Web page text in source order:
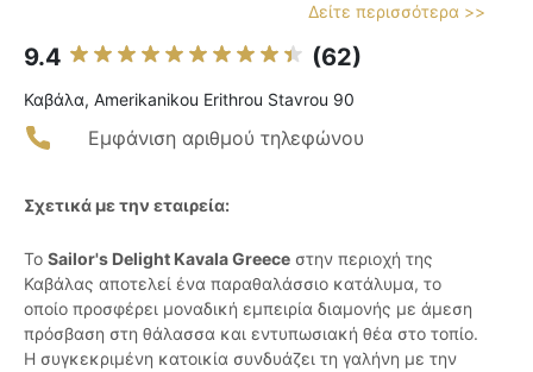
Δείτε περισσότερα >>
9.4 (62)
Καβάλα, Amerikanikou Erithrou Stavrou 90
Εμφάνιση αριθμού τηλεφώνου
Σχετικά με την εταιρεία:
Το Sailor's Delight Kavala Greece στην περιοχή της
Καβάλας αποτελεί ένα παραθαλάσσιο κατάλυμα, το
οποίο προσφέρει μοναδική εμπειρία διαμονής με άμεση
πρόσβαση στη θάλασσα και εντυπωσιακή θέα στο τοπίο.
Η συγκεκριμένη κατοικία συνδυάζει τη γαλήνη με την